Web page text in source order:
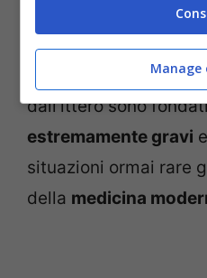
I timori su possibili
dall’ittero sono
estremamente gravi
situazioni ormai rare
della medicina
Manage